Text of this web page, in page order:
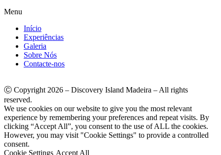
Menu
Início
Experiências
Galeria
Sobre Nós
Contacte-nos
Ⓒ Copyright 2026 – Discovery Island Madeira – All rights
reserved.
We use cookies on our website to give you the most relevant
experience by remembering your preferences and repeat visits. By
clicking “Accept All”, you consent to the use of ALL the cookies.
However, you may visit "Cookie Settings" to provide a controlled
consent.
Cookie Settings Accept All